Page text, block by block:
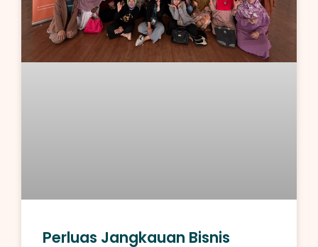
Perluas Jangkauan Bisnis